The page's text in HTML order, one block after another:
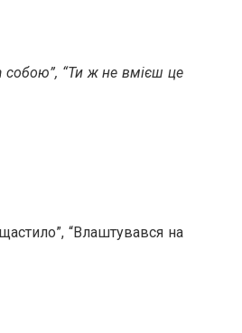
собою”, “Ти ж не вмієш це
“Влаштувався на